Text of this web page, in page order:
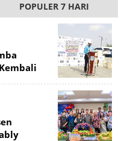
POPULER 7 HARI